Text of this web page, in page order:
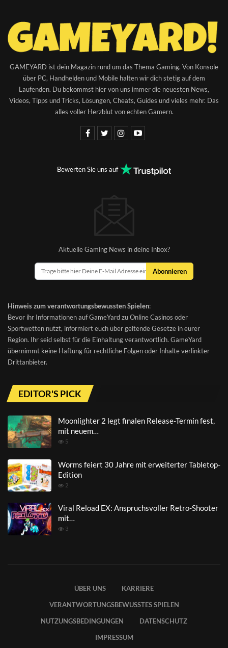
GAMEYARD ist dein Magazin rund um das Thema Gaming. Von Konsole
über PC, Handhelden und Mobile halten wir dich stetig auf dem
Laufenden. Du bekommst hier von uns immer die neuesten News,
Videos, Tipps und Tricks, Lösungen, Cheats, Guides und vieles mehr. Das
alles voller Herzblut von echten Gamern.
Bewerten Sie uns auf
Aktuelle Gaming News in deine Inbox?
Abonnieren
Hinweis zum verantwortungsbewussten Spielen:
Bevor ihr Informationen auf GameYard zu Online Casinos oder
Sportwetten nutzt, informiert euch über geltende Gesetze in eurer
Region. Ihr seid selbst für die Einhaltung verantwortlich. GameYard
übernimmt keine Haftung für rechtliche Folgen oder Inhalte verlinkter
Drittanbieter.
EDITOR'S PICK
Moonlighter 2 legt finalen Release-Termin fest,
mit neuem…
5
Worms feiert 30 Jahre mit erweiterter Tabletop-
Edition
2
Viral Reload EX: Anspruchsvoller Retro-Shooter
mit…
3
ÜBER UNS
KARRIERE
VERANTWORTUNGSBEWUSSTES SPIELEN
NUTZUNGSBEDINGUNGEN
DATENSCHUTZ
IMPRESSUM